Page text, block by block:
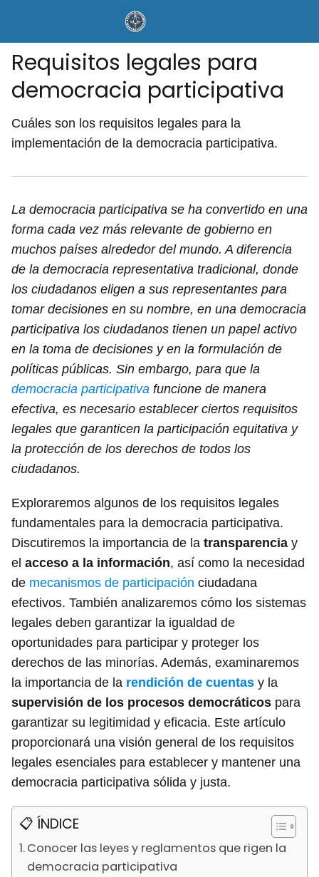
Requisitos legales para
democracia participativa
Cuáles son los requisitos legales para la
implementación de la democracia participativa.
La democracia participativa se ha convertido en una
forma cada vez más relevante de gobierno en
muchos países alrededor del mundo. A diferencia
de la democracia representativa tradicional, donde
los ciudadanos eligen a sus representantes para
tomar decisiones en su nombre, en una democracia
participativa los ciudadanos tienen un papel activo
en la toma de decisiones y en la formulación de
políticas públicas. Sin embargo, para que la
democracia participativa funcione de manera
efectiva, es necesario establecer ciertos requisitos
legales que garanticen la participación equitativa y
la protección de los derechos de todos los
ciudadanos.
Exploraremos algunos de los requisitos legales
fundamentales para la democracia participativa.
Discutiremos la importancia de la transparencia y
el acceso a la información, así como la necesidad
de mecanismos de participación ciudadana
efectivos. También analizaremos cómo los sistemas
legales deben garantizar la igualdad de
oportunidades para participar y proteger los
derechos de las minorías. Además, examinaremos
la importancia de la rendición de cuentas y la
supervisión de los procesos democráticos para
garantizar su legitimidad y eficacia. Este artículo
proporcionará una visión general de los requisitos
legales esenciales para establecer y mantener una
democracia participativa sólida y justa.
📋 ÍNDICE
Conocer las leyes y reglamentos que rigen la
democracia participativa